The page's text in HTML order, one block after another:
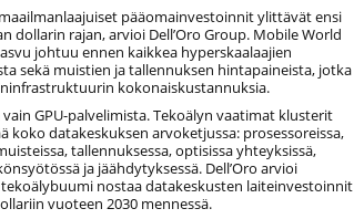
pääomainvestoinnit ylittävät ensi
dollarin rajan, arvioi Dell’Oro Group. Mobile World
johtuu ennen kaikkea hyperskaalaajien
sekä muistien ja tallennuksen hintapaineista, jotka
kokonaiskustannuksia.
vain GPU-palvelimista. Tekoälyn vaatimat klusterit
koko datakeskuksen arvoketjussa: prosessoreissa,
tallennuksessa, optisissa yhteyksissä,
ja jäähdytyksessä. Dell’Oro arvioi
nostaa datakeskusten laiteinvestoinnit
vuoteen 2030 mennessä.